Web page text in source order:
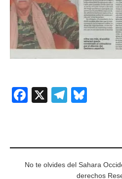
Facebook
X
No te olvides del Sahara
derechos